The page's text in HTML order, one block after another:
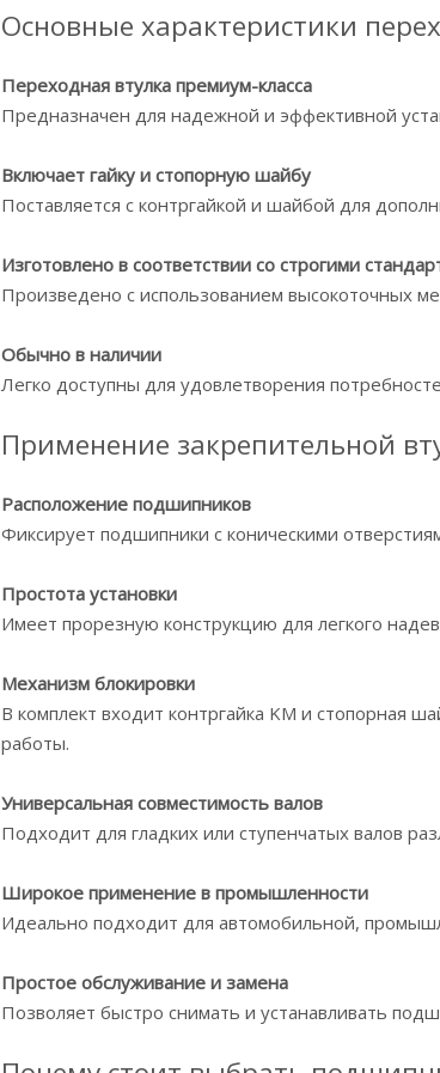
Основные характеристики
Переходная втулка премиум-класса
Предназначен для надежной и эффективной
Включает гайку и стопорную шайбу
Поставляется с контргайкой и шайбой для
Изготовлено в соответствии со строгими
Произведено с использованием высокоточных
Обычно в наличии
Легко доступны для удовлетворения
Применение закрепительной
Расположение подшипников
Фиксирует подшипники с коническими
Простота установки
Имеет прорезную конструкцию для легкого
Механизм блокировки
В комплект входит контргайка KM и стопорная
работы.
Универсальная совместимость валов
Подходит для гладких или ступенчатых валов
Широкое применение в промышленности
Идеально подходит для автомобильной,
Простое обслуживание и замена
Позволяет быстро снимать и устанавливать